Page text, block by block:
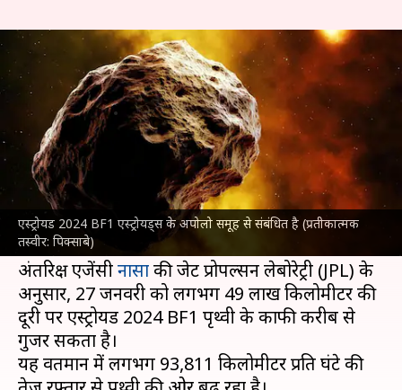
एस्ट्रोयड 2024 BF1 एस्ट्रोयड्स के अपोलो समूह से संबंधित है (प्रतीकात्मक
तस्वीर: पिक्साबे)
पृथ्वी की तरफ इतनी तेजी से आ रहा
एस्ट्रोयड, नासा ने जारी किया अलर्ट
लेखन बिश्वजीत कुमार Jan 25, 2024 09:23 am
क्या है खबर?
एस्ट्रोयड 2024 BF1 नामकएस्ट्रोयडको लेकर नासा ने
अलर्ट जारी किया है, जो एस्ट्रोयड बेल्ट से रास्ता भटककर
तेजी से हमारे ग्रह की तरफ आ रहा है।
अंतरिक्ष एजेंसीनासाकी जेट प्रोपल्सन लेबोरेट्री (JPL) के
अनुसार, 27 जनवरी को लगभग 49 लाख किलोमीटर की
दूरी पर एस्ट्रोयड 2024 BF1 पृथ्वी के काफी करीब से
गुजर सकता है।
यह वर्तमान में लगभग 93,811 किलोमीटर प्रति घंटे की